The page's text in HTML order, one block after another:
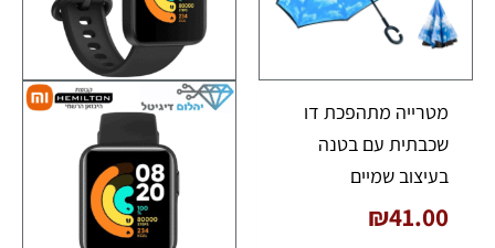
מטרייה מתהפכת דו
שכבתית עם בטנה
בעיצוב שמיים
₪41.00